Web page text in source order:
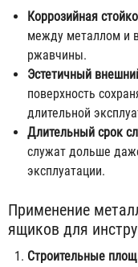
Коррозийная
между металлом и
ржавчины.
Эстетичный
поверхность
длительной
Длительный срок
служат дольше
эксплуатации.
Применение
ящиков для
Строительные